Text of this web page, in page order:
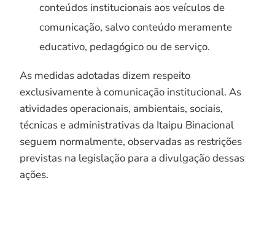
conteúdos institucionais aos veículos de
comunicação, salvo conteúdo meramente
educativo, pedagógico ou de serviço.
As medidas adotadas dizem respeito
exclusivamente à comunicação institucional. As
atividades operacionais, ambientais, sociais,
técnicas e administrativas da Itaipu Binacional
seguem normalmente, observadas as restrições
previstas na legislação para a divulgação dessas
ações.